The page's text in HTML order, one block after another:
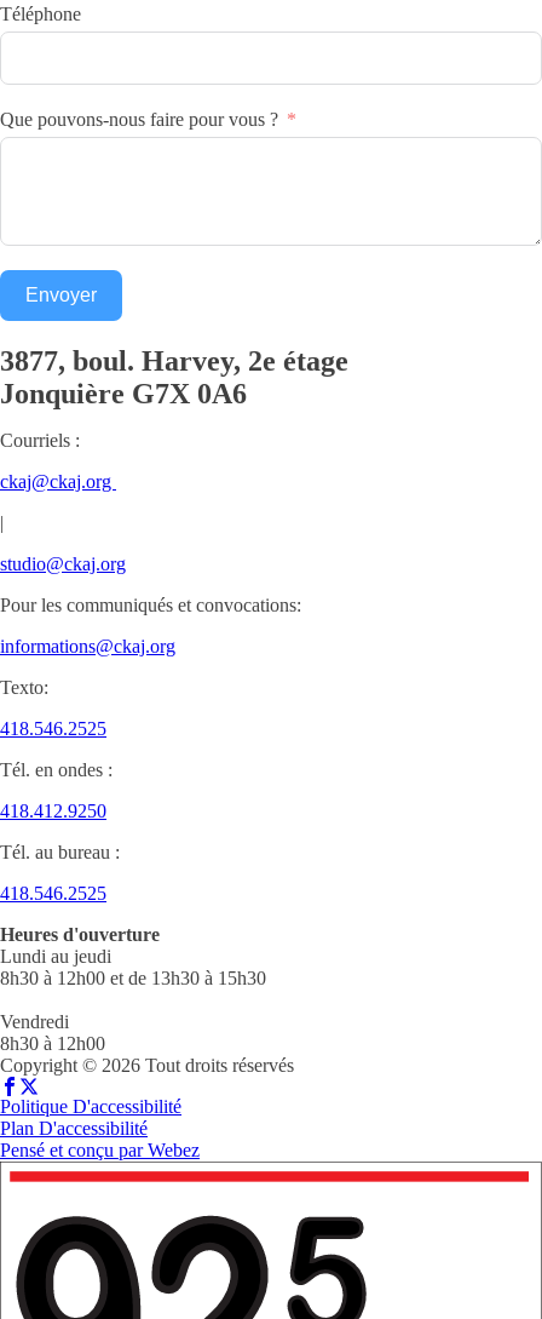
Téléphone
Que pouvons-nous faire pour vous ?
Envoyer
3877, boul. Harvey, 2e étage
Jonquière G7X 0A6
Courriels :
ckaj@ckaj.org
|
studio@ckaj.org
Pour les communiqués et convocations:
informations@ckaj.org
Texto:
418.546.2525
Tél. en ondes :
418.412.9250
Tél. au bureau :
418.546.2525
Heures d'ouverture
Lundi au jeudi
8h30 à 12h00 et de 13h30 à 15h30
Vendredi
8h30 à 12h00
Copyright © 2026 Tout droits réservés
Politique D'accessibilité
Plan D'accessibilité
Pensé et conçu parWebez